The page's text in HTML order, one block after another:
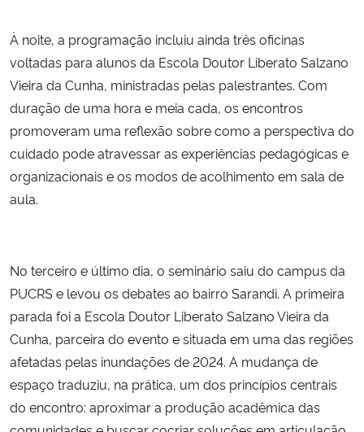
À noite, a programação incluiu ainda três oficinas
voltadas para alunos da Escola Doutor Liberato Salzano
Vieira da Cunha, ministradas pelas palestrantes. Com
duração de uma hora e meia cada, os encontros
promoveram uma reflexão sobre como a perspectiva do
cuidado pode atravessar as experiências pedagógicas e
organizacionais e os modos de acolhimento em sala de
aula.
No terceiro e último dia, o seminário saiu do campus da
PUCRS e levou os debates ao bairro Sarandi. A primeira
parada foi a Escola Doutor Liberato Salzano Vieira da
Cunha, parceira do evento e situada em uma das regiões
afetadas pelas inundações de 2024. A mudança de
espaço traduziu, na prática, um dos princípios centrais
do encontro: aproximar a produção acadêmica das